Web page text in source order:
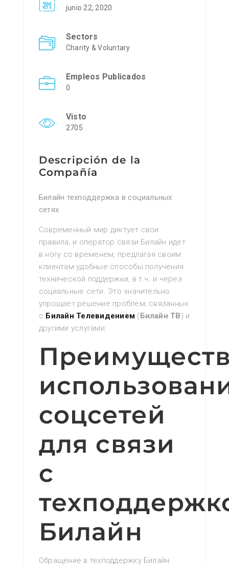
junio 22, 2020
Sectors
Charity & Voluntary
Empleos Publicados
0
Visto
2705
Descripción de la
Compañía
Билайн техподдержка в социальных
сетях
Современный мир диктует свои
правила‚ и оператор связи Билайн идет
в ногу со временем‚ предлагая своим
клиентам удобные способы получения
технической поддержки‚ в т.ч. и через
социальные сети. Это значительно
упрощает решение проблем‚ связанных
с Билайн Телевидением ( Билайн ТВ) и
другими услугами.
соцсетей
для связи
с
Билайн
Обращение в техподдержку Билайн